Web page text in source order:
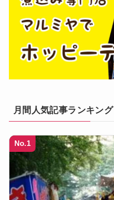
月間人気記事ランキング
No.1